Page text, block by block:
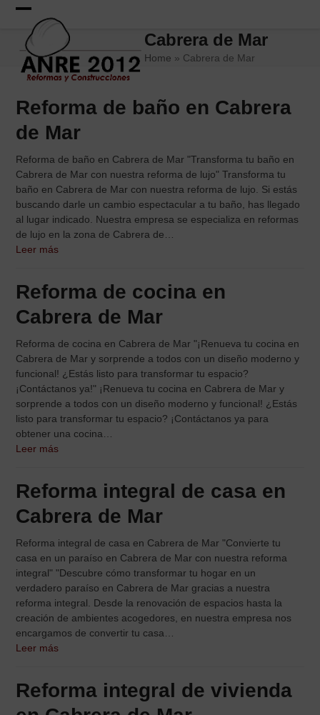
Skip
content
Open
mobile
menu
Close
mobile
menu
Cabrera de Mar
Home » Cabrera de Mar
Reforma de baño en Cabrera
de Mar
Reforma de baño en Cabrera de Mar "Transforma tu baño en
Cabrera de Mar con nuestra reforma de lujo" Transforma tu
baño en Cabrera de Mar con nuestra reforma de lujo. Si estás
buscando darle un cambio espectacular a tu baño, has llegado
al lugar indicado. Nuestra empresa se especializa en reformas
de lujo en la zona de Cabrera de…
Leer más
Reforma de cocina en
Cabrera de Mar
Reforma de cocina en Cabrera de Mar "¡Renueva tu cocina en
Cabrera de Mar y sorprende a todos con un diseño moderno y
funcional! ¿Estás listo para transformar tu espacio?
¡Contáctanos ya!" ¡Renueva tu cocina en Cabrera de Mar y
sorprende a todos con un diseño moderno y funcional! ¿Estás
listo para transformar tu espacio? ¡Contáctanos ya para
obtener una cocina…
Leer más
Reforma integral de casa en
Cabrera de Mar
Reforma integral de casa en Cabrera de Mar "Convierte tu
casa en un paraíso en Cabrera de Mar con nuestra reforma
integral" "Descubre cómo transformar tu hogar en un
verdadero paraíso en Cabrera de Mar gracias a nuestra
reforma integral. Desde la renovación de espacios hasta la
creación de ambientes acogedores, en nuestra empresa nos
encargamos de convertir tu casa…
Leer más
Reforma integral de vivienda